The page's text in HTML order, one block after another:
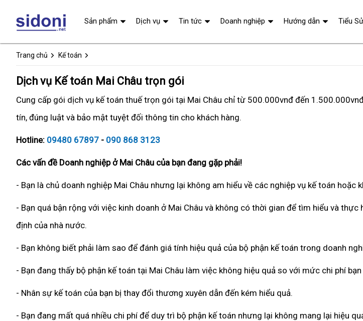
Trang chủ Kế toán
Dịch vụ Kế toán Mai Châu trọn gói
Cung cấp gói dịch vụ kế toán thuế trọn gói tại Mai Châu chỉ từ 500.000vnđ đến
tín, đúng luật và bảo mật tuyệt đối thông tin cho khách hàng.
Hotline: 09480 67897 - 090 868 3123
Các vấn đề Doanh nghiệp ở Mai Châu của bạn đang gặp phải!
- Bạn là chủ doanh nghiệp Mai Châu nhưng lại không am hiểu về các nghiệp vụ kế toán hoặc
- Bạn quá bận rộng với việc kinh doanh ở Mai Châu và không có thời gian để tìm hiểu và
định của nhà nước.
- Bạn không biết phải làm sao để đánh giá tính hiệu quả của bộ phận kế toán trong doanh
- Bạn đang thấy bộ phận kế toán tại Mai Châu làm việc không hiệu quả so với mức chi phí
- Nhân sự kế toán của bạn bị thay đổi thương xuyên dẫn đến kém hiểu quả.
- Bạn đang mất quá nhiều chi phí để duy trì bộ phận kế toán nhưng lại không mang lại hiệu
Sản phẩm Dịch vụ Tin tức Doanh nghiệp Hướng dẫn Tiểu